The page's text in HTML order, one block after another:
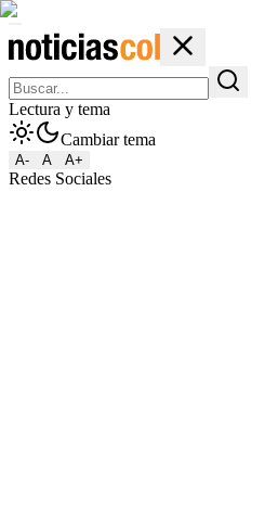
Lectura y tema
Cambiar tema
A- A A+
Redes Sociales